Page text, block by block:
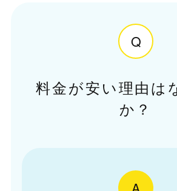
Q
料金が安い理由は
か？